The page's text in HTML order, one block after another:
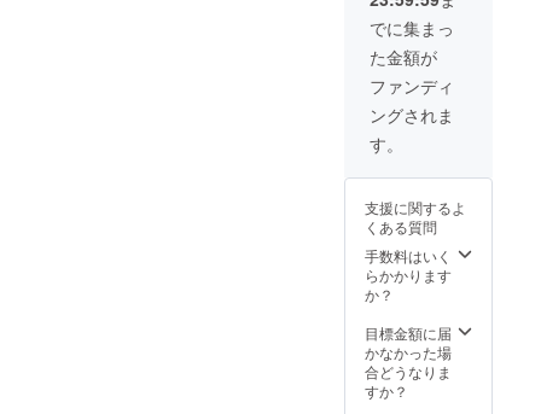
できま
す。誰
でも無
理なく
できる
ヨガで
健康
康」に
ついて
考える
上で
は、病
気にな
をしに
くい
「体」
別途か
かりま
す。 ※
一般向
けの予
約開始
を伺
い、優
先的に
ご予約
いただ
けるよ
※一般公
開後に
ご予約
上のわ
んちゃ
んはお
受けで
きませ
んので
い。 冷
（7月、
8月、9
月、12
月、1
1室
1000円
別途か
にオー
プンか
ら1年間
掲載さ
せてい
ただき
載を希
望され
るお名
前をご
記入下
さい。
ル
スポン
サー欄
への掲
出＞
ページ
スポン
サー欄
供しま
す。毎
日、毎
回名前
が呼ば
れる事
Marina
心同体
です！
笑
（※ネー
名）に
ついて
は、宿
名前
Stella
Marina
客室
ネーミ
ングラ
が存続
する限
りネー
ミング
供！ お
客様も
スタッ
でに集まっ
た金額が
ファンディ
ングされま
す。
支援に関するよ
くある質問
手数料はいく
らかかります
か？
目標金額に届
かなかった場
合どうなりま
すか？